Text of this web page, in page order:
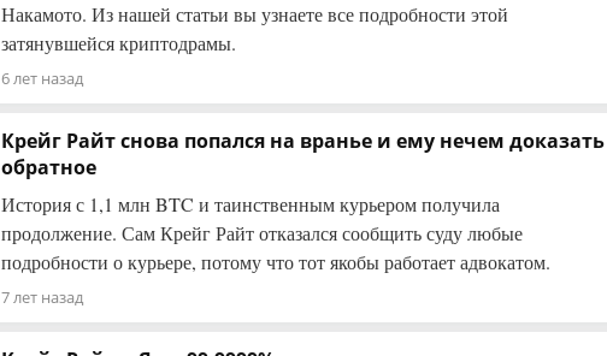
Накамото. Из нашей статьи вы узнаете все подробности этой
затянувшейся криптодрамы.
6 лет назад
Крейг Райт снова попался на вранье и ему нечем доказать
обратное
История с 1,1 млн BTC и таинственным курьером получила
продолжение. Сам Крейг Райт отказался сообщить суду любые
подробности о курьере, потому что тот якобы работает адвокатом.
7 лет назад